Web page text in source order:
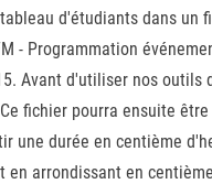
d'étudiants dans
Programmation
Avant d'utiliser nos
fichier pourra ensuite
durée en centième
arrondissant en